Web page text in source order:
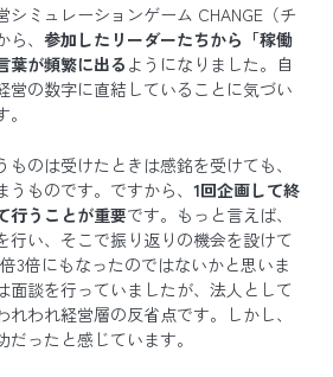
シミュレーションゲーム CHANGE（チ
ら、参加したリーダーたちから「稼働
葉が頻繁に出る ようになりました。自
営の数字に直結していることに気づい
ものは受けたときは感銘を受けても、
うものです。ですから、1回企画して終
行うことが重要です。もっと言えば、
行い、そこで振り返りの機会を設けて
3倍にもなったのではないかと思いま
面談を行っていましたが、法人として
われ経営層の反省点です。しかし、
ったと感じています。